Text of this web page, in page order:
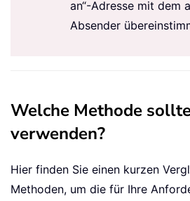
an“-Adresse mit dem
Absender
Welche Methode
verwenden?
Hier finden Sie einen kurzen
Methoden, um die für Ihre